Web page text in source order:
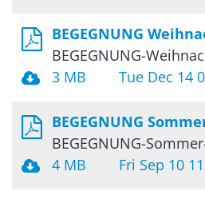
BEGEGNUNG
BEGEGNUNG-
3 MB
Tue Dec 14
BEGEGNUNG
BEGEGNUNG-
4 MB
Fri Sep 10